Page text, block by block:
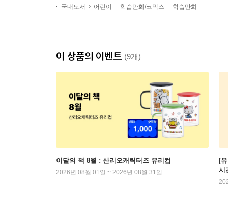
국내도서
어린이 학습만화/코믹스 학습만화
이 상품의 이벤트 (9개)
이달의 책 8월 : 산리오캐릭터즈 유리컵
2026년 08월 01일 ~ 2026년 08월 31일
[
시